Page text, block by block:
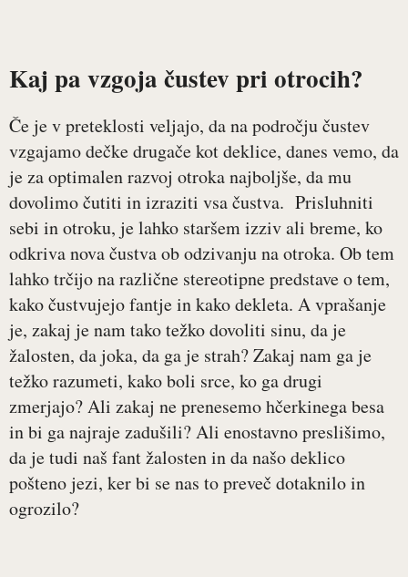
Kaj pa vzgoja čustev pri otrocih?
Če je v preteklosti veljajo, da na področju čustev
vzgajamo dečke drugače kot deklice, danes vemo, da
je za optimalen razvoj otroka najboljše, da mu
dovolimo čutiti in izraziti vsa čustva. Prisluhniti
sebi in otroku, je lahko staršem izziv ali breme, ko
odkriva nova čustva ob odzivanju na otroka. Ob tem
lahko trčijo na različne stereotipne predstave o tem,
kako čustvujejo fantje in kako dekleta. A vprašanje
je, zakaj je nam tako težko dovoliti sinu, da je
žalosten, da joka, da ga je strah? Zakaj nam ga je
težko razumeti, kako boli srce, ko ga drugi
zmerjajo? Ali zakaj ne prenesemo hčerkinega besa
in bi ga najraje zadušili? Ali enostavno preslišimo,
da je tudi naš fant žalosten in da našo deklico
pošteno jezi, ker bi se nas to preveč dotaknilo in
ogrozilo?